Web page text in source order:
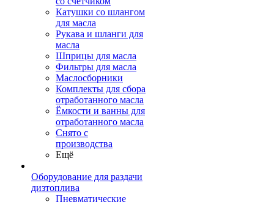
Катушки со шлангом
для масла
Рукава и шланги для
масла
Шприцы для масла
Фильтры для масла
Маслосборники
Комплекты для сбора
отработанного масла
Ёмкости и ванны для
отработанного масла
Снято с
производства
Ещё
Оборудование для раздачи
дизтоплива
Пневматические